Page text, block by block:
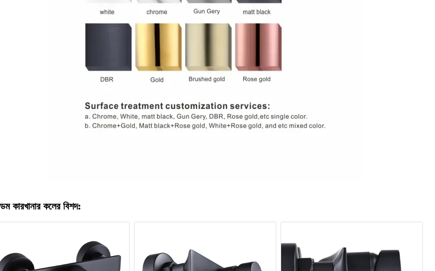
কারখানার কলের বিশদ: